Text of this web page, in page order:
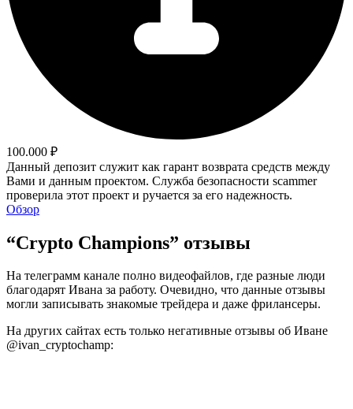
100.000 ₽
Данный депозит служит как гарант возврата средств между
Вами и данным проектом. Служба безопасности scammer
проверила этот проект и ручается за его надежность.
Обзор
“Crypto Champions” отзывы
На телеграмм канале полно видеофайлов, где разные люди
благодарят Ивана за работу. Очевидно, что данные отзывы
могли записывать знакомые трейдера и даже фрилансеры.
На других сайтах есть только негативные отзывы об Иване
@ivan_cryptochamp: